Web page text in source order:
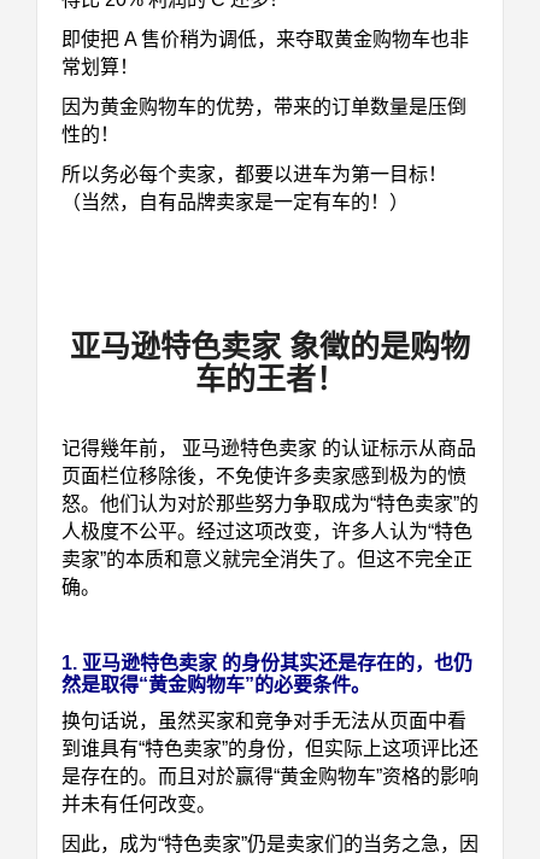
即使把 A 售价稍为调低，来夺取黄金购物车也非
常划算！
因为黄金购物车的优势，带来的订单数量是压倒
性的！
所以务必每个卖家，都要以进车为第一目标！
（当然，自有品牌卖家是一定有车的！）
亚马逊特色卖家 象徵的是购物
车的王者！
记得幾年前， 亚马逊特色卖家 的认证标示从商品
页面栏位移除後，不免使许多卖家感到极为的愤
怒。他们认为对於那些努力争取成为“特色卖家”的
人极度不公平。 经过这项改变，许多人认为“特色
卖家”的本质和意义就完全消失了。 但这不完全正
确。
1. 亚马逊特色卖家 的身份其实还是存在的，也仍
然是取得“黄金购物车”的必要条件。
换句话说，虽然买家和竞争对手无法从页面中看
到谁具有“特色卖家”的身份，但实际上这项评比还
是存在的。而且对於赢得“黄金购物车”资格的影响
并未有任何改变。
因此，成为“特色卖家”仍是卖家们的当务之急，因